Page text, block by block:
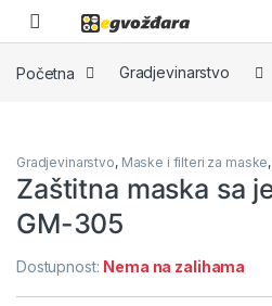
Skip to navigation
Skip to content
Početna Gradjevinarstvo
Gradjevinarstvo, Maske i filteri za maske,
Zaštitna maska sa
GM-305
Dostupnost: Nema na zalihama